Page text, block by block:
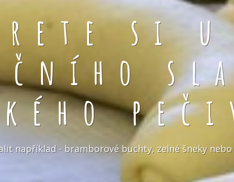
si
například - bramborové buchty, zelné šneky